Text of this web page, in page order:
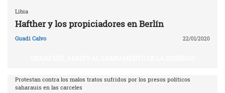
Libia
Hafther y los propiciadores en Berlín
Guadi Calvo 22/01/2020
Protestan contra los malos tratos sufridos por los presos políticos
saharauis en las carceles